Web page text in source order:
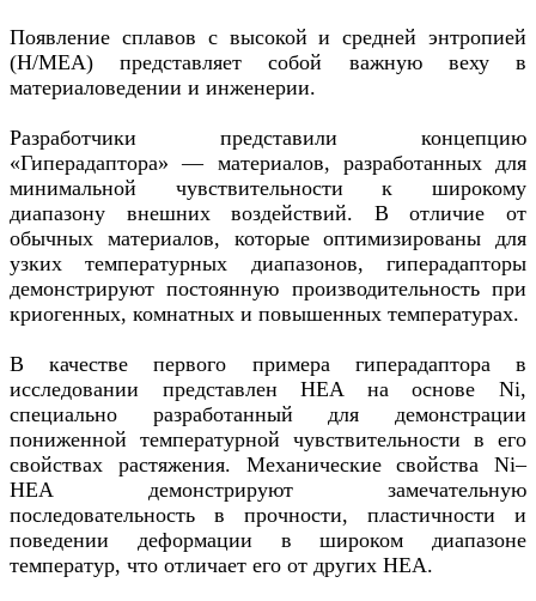
Появление сплавов с высокой и средней энтропией
(H/MEA) представляет собой важную веху в
материаловедении и инженерии.
Разработчики представили концепцию
«Гиперадаптора» — материалов, разработанных для
минимальной чувствительности к широкому
диапазону внешних воздействий. В отличие от
обычных материалов, которые оптимизированы для
узких температурных диапазонов, гиперадапторы
демонстрируют постоянную производительность при
криогенных, комнатных и повышенных температурах.
В качестве первого примера гиперадаптора в
исследовании представлен HEA на основе Ni,
специально разработанный для демонстрации
пониженной температурной чувствительности в его
свойствах растяжения. Механические свойства Ni–
HEA демонстрируют замечательную
последовательность в прочности, пластичности и
поведении деформации в широком диапазоне
температур, что отличает его от других HEA.